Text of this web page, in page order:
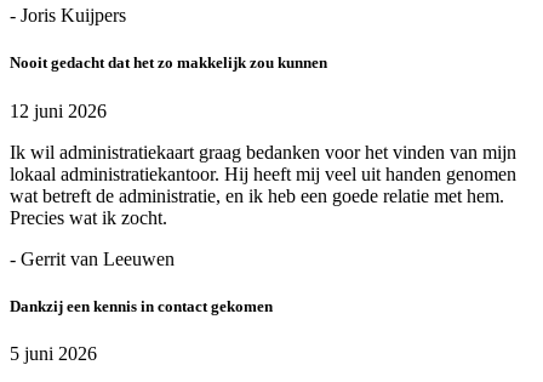
- Joris Kuijpers
Nooit gedacht dat het zo makkelijk zou kunnen
12 juni 2026
Ik wil administratiekaart graag bedanken voor het vinden van mijn
lokaal administratiekantoor. Hij heeft mij veel uit handen genomen
wat betreft de administratie, en ik heb een goede relatie met hem.
Precies wat ik zocht.
- Gerrit van Leeuwen
Dankzij een kennis in contact gekomen
5 juni 2026